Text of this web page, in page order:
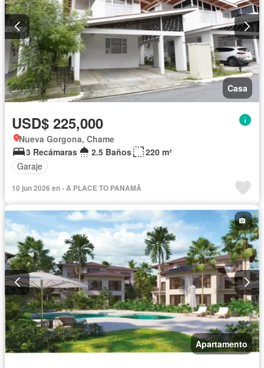
Casa
USD$ 225,000
Nueva Gorgona, Chame
3 Recámaras
2.5 Baños
220 m²
Garaje
10 jun 2026 en - A PLACE TO PANAMÃ
Apartamento